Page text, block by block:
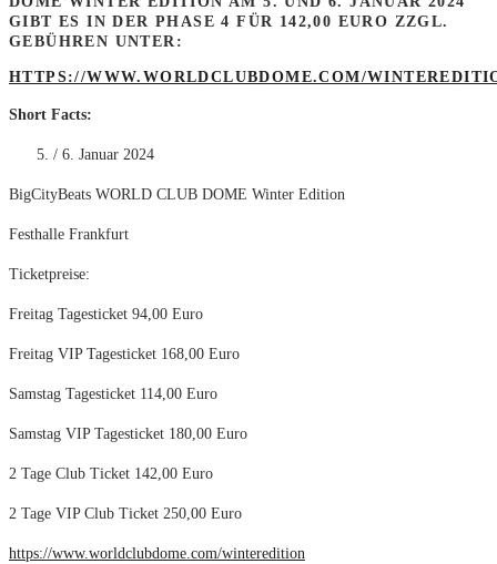
GIBT ES IN DER PHASE 4 FÜR 142,00 EURO ZZGL.
GEBÜHREN UNTER:
HTTPS://WWW.WORLDCLUBDOME.COM/
Short Facts:
/ 6. Januar 2024
BigCityBeats WORLD CLUB DOME Winter Edition
Festhalle Frankfurt
Ticketpreise:
Freitag Tagesticket 94,00 Euro
Freitag VIP Tagesticket 168,00 Euro
Samstag Tagesticket 114,00 Euro
Samstag VIP Tagesticket 180,00 Euro
2 Tage Club Ticket 142,00 Euro
2 Tage VIP Club Ticket 250,00 Euro
https://www.worldclubdome.com/winteredition